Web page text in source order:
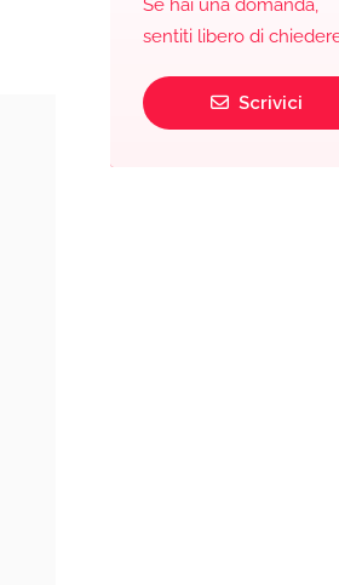
Se hai una domanda,
sentiti libero di
Scrivici